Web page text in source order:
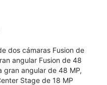
dos cámaras Fusion de
angular Fusion de 48
gran angular de 48 MP,
Stage de 18 MP